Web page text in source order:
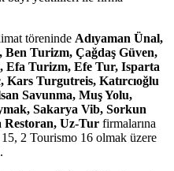
töreninde Adıyaman Ünal,
Turizm, Çağdaş Güven,
Efa Turizm, Efe Tur, Isparta
Turgutreis, Katırcıoğlu
Savunma, Muş Yolu,
Sakarya Vib, Sorkun
Restoran, Uz-Tur firmalarına
2 Tourismo 16 olmak üzere